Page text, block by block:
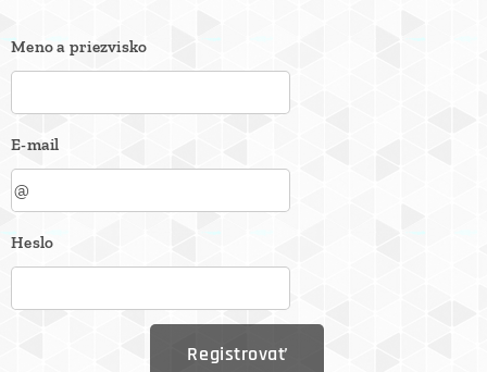
Meno a priezvisko
E-mail
Heslo
Registrovať